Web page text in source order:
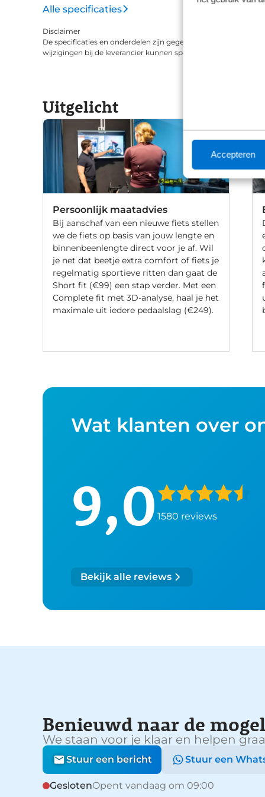
Accepteren
Alle specificaties
Disclaimer
De specificaties en onderdelen zijn gegeven op basis van
wijzigingen bij de leverancier kunnen specificaties afwijken.
Uitgelicht
Persoonlijk maatadvies
Bij aanschaf van een nieuwe fiets stellen
we de fiets op basis van jouw lengte en
binnenbeenlengte direct voor je af. Wil
je net dat beetje extra comfort of fiets je
regelmatig sportieve ritten dan gaat de
Short fit (€99) een stap verder. Met een
Complete fit met 3D-analyse, haal je het
maximale uit iedere pedaalslag (€249).
Wat klanten over
9,0 1580 reviews
Bekijk alle reviews
Benieuwd naar de
We staan voor je klaar en helpen
Stuur een bericht Stuur een
GeslotenOpent vandaag om 09:00